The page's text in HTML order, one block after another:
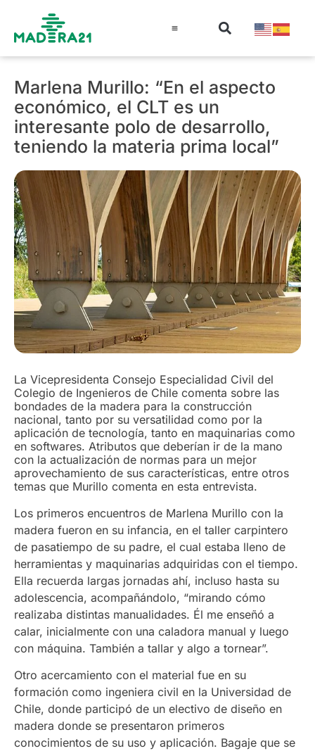
Marlena Murillo: “En el aspecto
económico, el CLT es un
interesante polo de desarrollo,
teniendo la materia prima local”
La Vicepresidenta Consejo Especialidad Civil del
Colegio de Ingenieros de Chile comenta sobre las
bondades de la madera para la construcción
nacional, tanto por su versatilidad como por la
aplicación de tecnología, tanto en maquinarias como
en softwares. Atributos que deberían ir de la mano
con la actualización de normas para un mejor
aprovechamiento de sus características, entre otros
temas que Murillo comenta en esta entrevista.
Los primeros encuentros de Marlena Murillo con la
madera fueron en su infancia, en el taller carpintero
de pasatiempo de su padre, el cual estaba lleno de
herramientas y maquinarias adquiridas con el tiempo.
Ella recuerda largas jornadas ahí, incluso hasta su
adolescencia, acompañándolo, “mirando cómo
realizaba distintas manualidades. Él me enseñó a
calar, inicialmente con una caladora manual y luego
con máquina. También a tallar y algo a tornear”.
Otro acercamiento con el material fue en su
formación como ingeniera civil en la Universidad de
Chile, donde participó de un electivo de diseño en
madera donde se presentaron primeros
conocimientos de su uso y aplicación. Bagaje que se